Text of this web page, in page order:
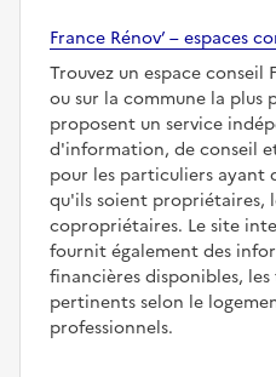
France Rénov’ – espaces
Trouvez un espace conseil
ou sur la commune la plus
proposent un service
d'information, de conseil
pour les particuliers ayant
qu'ils soient propriétaires,
copropriétaires. Le site
fournit également des
financières disponibles,
pertinents selon le
professionnels.